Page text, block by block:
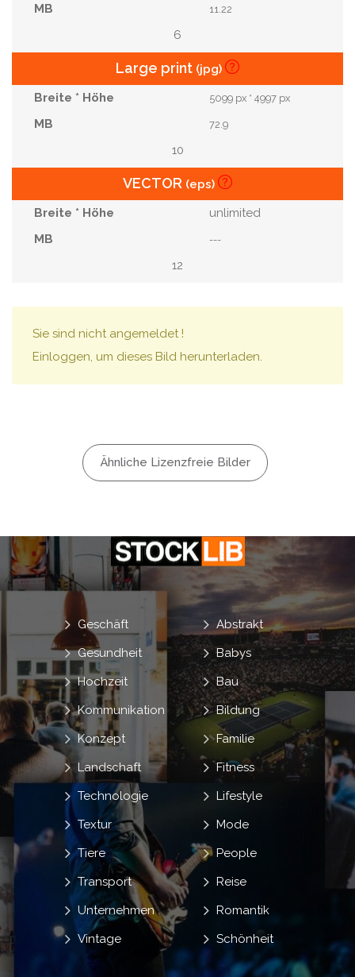
11.22
6
Large print (jpg)
5099 px * 4997 px
72.9
10
VECTOR (eps)
unlimited
---
12
Sie sind nicht angemeldet !
Einloggen, um dieses Bild herunterladen.
Ähnliche Lizenzfreie Bilder
Abstrakt
Babys
Bau
Bildung
Familie
Fitness
Geschäft
Gesundheit
Hochzeit
Kommunikation
Konzept
Landschaft
Lifestyle
Mode
People
Reise
Romantik
Schönheit
Technologie
Textur
Tiere
Transport
Unternehmen
Vintage